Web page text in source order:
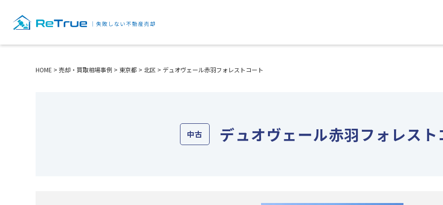
HOME > 売却・買取相場事例 > 東京都 > 北区 > デュオヴェール赤羽フォレストコート
中古 デュオヴェール赤羽フォレスト